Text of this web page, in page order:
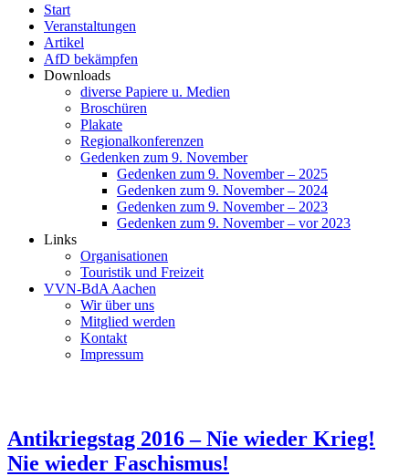
Start
Veranstaltungen
Artikel
AfD bekämpfen
Downloads
diverse Papiere u. Medien
Broschüren
Plakate
Regionalkonferenzen
Gedenken zum 9. November
Gedenken zum 9. November – 2025
Gedenken zum 9. November – 2024
Gedenken zum 9. November – 2023
Gedenken zum 9. November – vor 2023
Links
Organisationen
Touristik und Freizeit
VVN-BdA Aachen
Wir über uns
Mitglied werden
Kontakt
Impressum
Antikriegstag 2016 – Nie wieder Krieg!
Nie wieder Faschismus!